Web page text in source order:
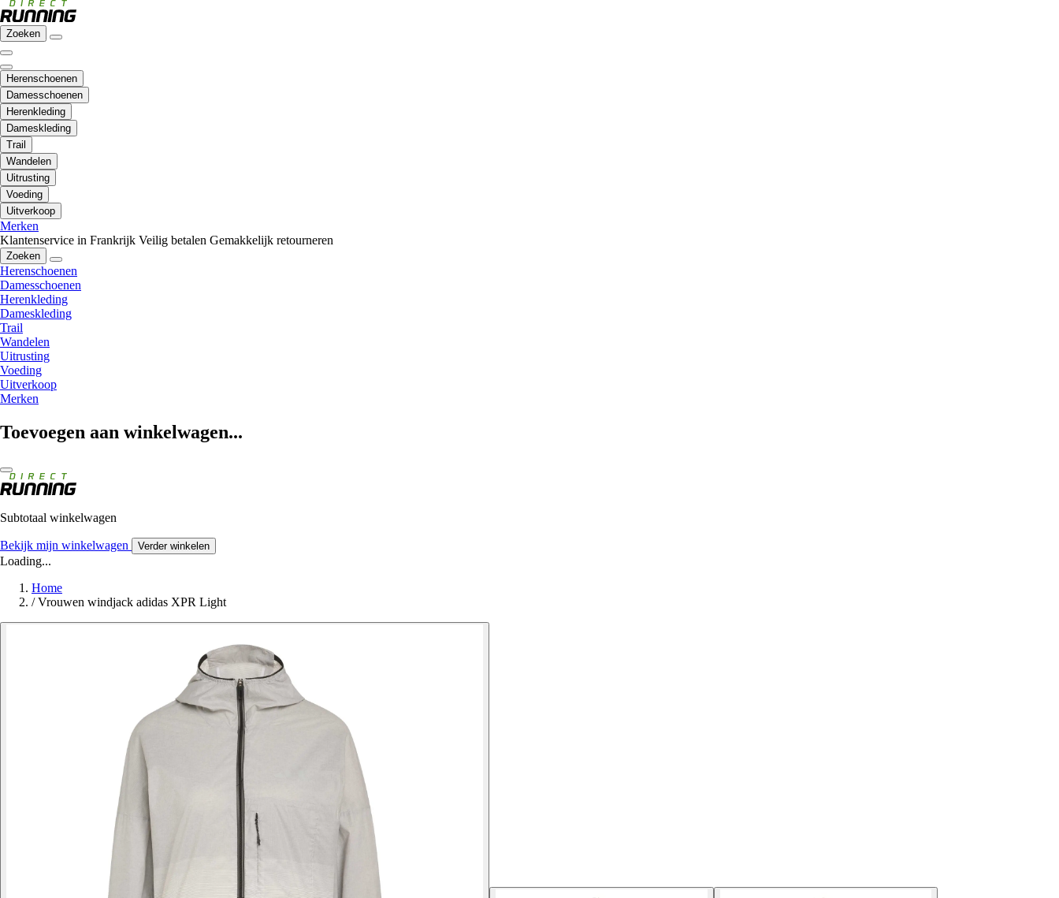
Zoeken
Herenschoenen
Damesschoenen
Herenkleding
Dameskleding
Trail
Wandelen
Uitrusting
Voeding
Uitverkoop
Merken
Klantenservice in Frankrijk Veilig betalen Gemakkelijk retourneren
Zoeken
Herenschoenen
Damesschoenen
Herenkleding
Dameskleding
Trail
Wandelen
Uitrusting
Voeding
Uitverkoop
Merken
Toevoegen aan winkelwagen...
Subtotaal winkelwagen
Bekijk mijn winkelwagen Verder winkelen
Loading...
Home
/ Vrouwen windjack adidas XPR Light